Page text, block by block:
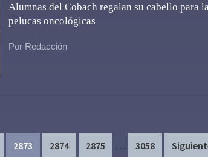
Alumnas del Cobach regalan su cabello para
pelucas oncológicas
Por Redacción
Page
2873 Page
2874 Page
2875
Interim
… Page
3058